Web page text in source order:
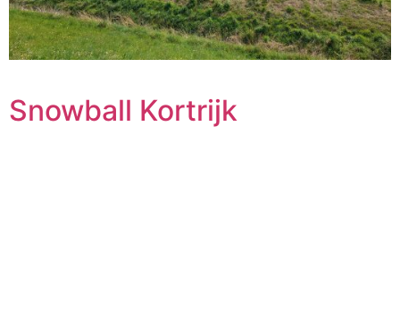
Snowball Kortrijk